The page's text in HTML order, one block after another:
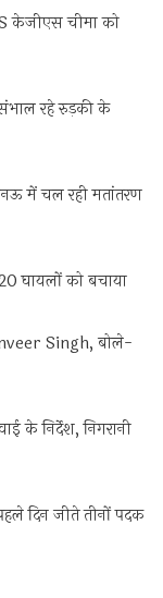
केजीएस चीमा को
संभाल रहे रुड़की के
में चल रही मतांतरण
घायलों को बचाया
Singh, बोले-
के निर्देश, निगरानी
दिन जीते तीनों पदक